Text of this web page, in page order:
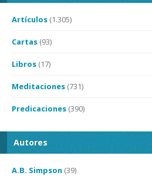
Artículos (1.305)
Cartas (93)
Libros (17)
Meditaciones (731)
Predicaciones (390)
Autores
A.B. Simpson (39)